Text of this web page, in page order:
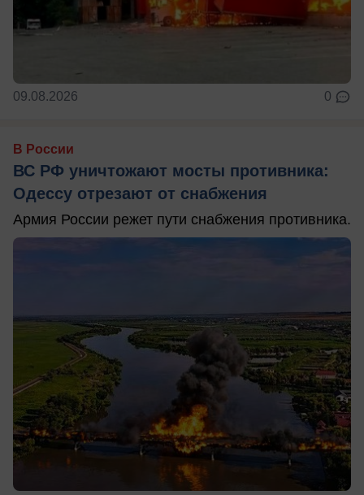
09.08.2026 0
В России
ВС РФ уничтожают мосты противника:
Одессу отрезают от снабжения
Армия России режет пути снабжения противника.